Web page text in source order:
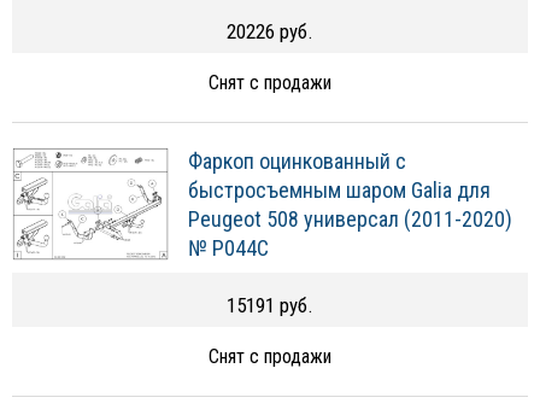
20226 руб.
Снят с продажи
Фаркоп оцинкованный с
быстросъемным шаром Galia для
Peugeot 508 универсал (2011-2020)
№ P044C
15191 руб.
Снят с продажи